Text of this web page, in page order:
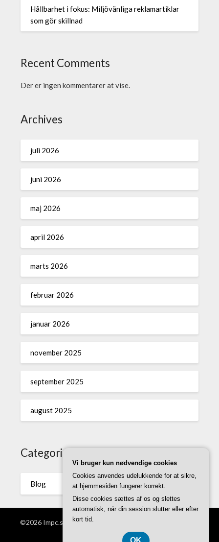
Hållbarhet i fokus: Miljövänliga reklamartiklar
som gör skillnad
Recent Comments
Der er ingen kommentarer at vise.
Archives
juli 2026
juni 2026
maj 2026
april 2026
marts 2026
februar 2026
januar 2026
november 2025
september 2025
august 2025
Categories
Blog
©2026 Impc.se | WordPress Theme by
Vi bruger kun nødvendige cookies
Cookies anvendes udelukkende for at sikre,
at hjemmesiden fungerer korrekt.
Disse cookies sættes af os og slettes
automatisk, når din session slutter eller efter
kort tid.
OK